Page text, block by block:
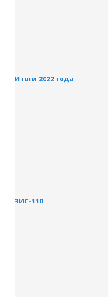
Итоги 2022 года
ЗИС-110